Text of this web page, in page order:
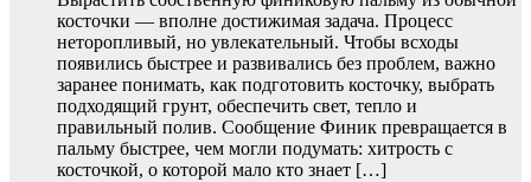
косточки — вполне достижимая задача. Процесс
неторопливый, но увлекательный. Чтобы всходы
появились быстрее и развивались без проблем, важно
заранее понимать, как подготовить косточку, выбрать
подходящий грунт, обеспечить свет, тепло и
правильный полив. Сообщение Финик превращается в
пальму быстрее, чем могли подумать: хитрость с
косточкой, о которой мало кто знает […]